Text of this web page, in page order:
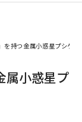
を持つ金属小惑星プシケ
属小惑星プ